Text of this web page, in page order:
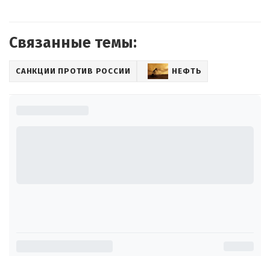
Связанные темы:
САНКЦИИ ПРОТИВ РОССИИ НЕФТЬ